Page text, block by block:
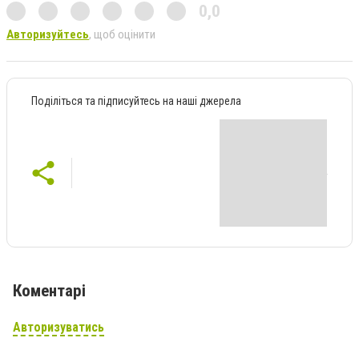
0,0
Авторизуйтесь, щоб оцінити
Поділіться та підписуйтесь на наші джерела
Коментарі
Авторизуватись